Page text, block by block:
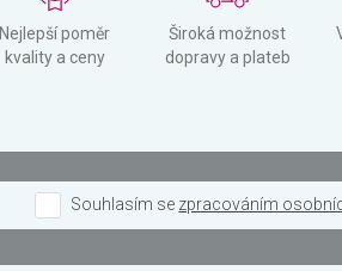
Nejlepší poměr
kvality a ceny
Široká možnost
dopravy a plateb
Souhlasím se zpracováním